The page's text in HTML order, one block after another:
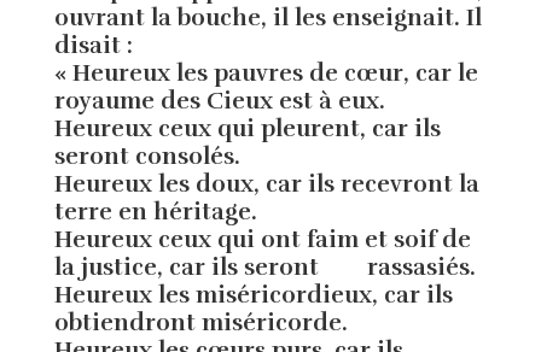
ouvrant la bouche, il les enseignait. Il
disait :
« Heureux les pauvres de cœur, car le
royaume des Cieux est à eux.
Heureux ceux qui pleurent, car ils
seront consolés.
Heureux les doux, car ils recevront la
terre en héritage.
Heureux ceux qui ont faim et soif de
la justice, car ils seront rassasiés.
Heureux les miséricordieux, car ils
obtiendront miséricorde.